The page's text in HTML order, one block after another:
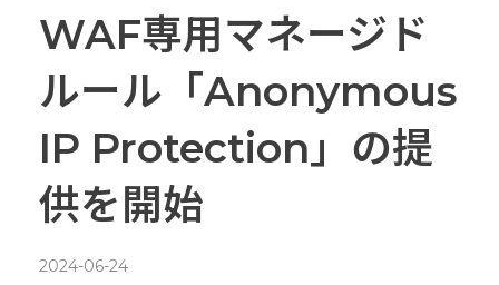
WAF専用マネージド
ルール「Anonymous
IP Protection」の提
供を開始
2024-06-24